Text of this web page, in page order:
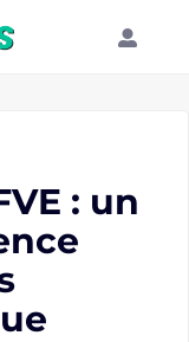
: un